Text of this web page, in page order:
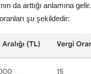
da arttığı anlamına gelir.
şu şekildedir: